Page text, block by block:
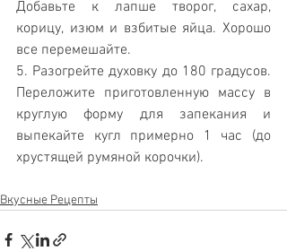
Добавьте к лапше творог, сахар,
корицу, изюм и взбитые яйца. Хорошо
все перемешайте.
5. Разогрейте духовку до 180 градусов.
Переложите приготовленную массу в
круглую форму для запекания и
выпекайте кугл примерно 1 час (до
хрустящей румяной корочки).
Вкусные Рецепты